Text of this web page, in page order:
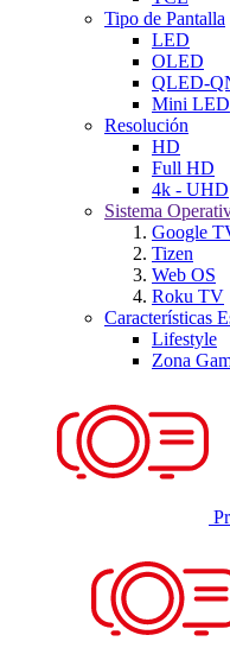
Tipo de Pantalla
LED
OLED
QLED-
Mini LED
Resolución
HD
Full HD
4k - UHD
Sistema
Google
Tizen
Web OS
Roku TV
Características
Lifestyle
Zona